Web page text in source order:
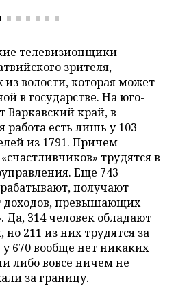
телевизионщики
зрителя,
волости, которая может
в государстве. На юго-
Варкавский край, в
есть лишь у 103
из 1791. Причем
трудятся в
Еще 743
получают
доходов, превышающих
314 человек обладают
211 из них трудятся за
670 вообще нет никаких
либо вовсе ничем не
за границу.